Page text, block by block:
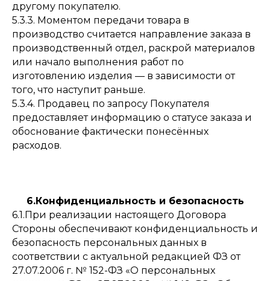
другому покупателю.
5.3.3. Моментом передачи товара в
производство считается направление заказа в
производственный отдел, раскрой материалов
или начало выполнения работ по
изготовлению изделия — в зависимости от
того, что наступит раньше.
5.3.4. Продавец по запросу Покупателя
предоставляет информацию о статусе заказа и
обоснование фактически понесённых
расходов.
6.Конфиденциальность и безопасность
6.1.При реализации настоящего Договора
Стороны обеспечивают конфиденциальность и
безопасность персональных данных в
соответствии с актуальной редакцией ФЗ от
27.07.2006 г. № 152-ФЗ «О персональных